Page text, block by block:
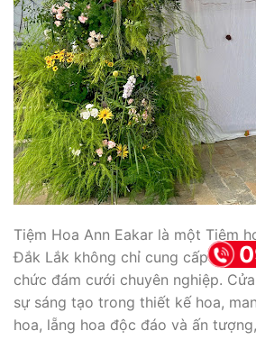
Tiệm Hoa Ann Eakar là một Tiệm
Đắk Lắk không chỉ cung cấp hoa
chức đám cưới chuyên nghiệp.
sự sáng tạo trong thiết kế hoa,
hoa, lẵng hoa độc đáo và ấn